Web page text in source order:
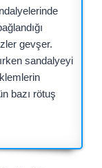
gevşer.
sandalyeyi
bazı rötuş